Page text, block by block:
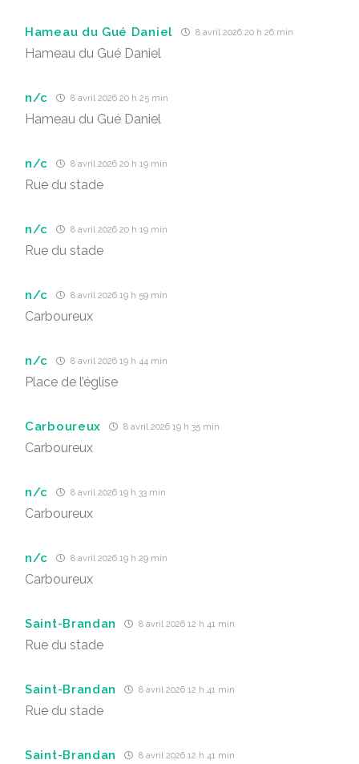
Hameau du Gué Daniel 8 avril 2026 20 h 26 min
Hameau du Gué Daniel
n/c 8 avril 2026 20 h 25 min
Hameau du Gué Daniel
n/c 8 avril 2026 20 h 19 min
Rue du stade
n/c 8 avril 2026 20 h 19 min
Rue du stade
n/c 8 avril 2026 19 h 59 min
Carboureux
n/c 8 avril 2026 19 h 44 min
Place de l’église
Carboureux 8 avril 2026 19 h 35 min
Carboureux
n/c 8 avril 2026 19 h 33 min
Carboureux
n/c 8 avril 2026 19 h 29 min
Carboureux
Saint-Brandan 8 avril 2026 12 h 41 min
Rue du stade
Saint-Brandan 8 avril 2026 12 h 41 min
Rue du stade
Saint-Brandan 8 avril 2026 12 h 41 min